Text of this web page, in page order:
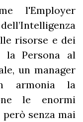
l'Employer
risorse e dei
la Persona al
un manager
armonia la
le enormi
senza mai